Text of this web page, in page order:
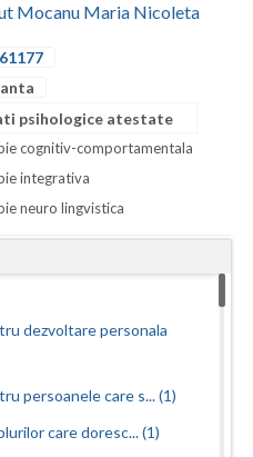
Mocanu Maria Nicoleta
psihologice atestate
cognitiv-comportamentala
integrativa
neuro lingvistica
dezvoltare personala
persoanele care s... (1)
care doresc... (1)